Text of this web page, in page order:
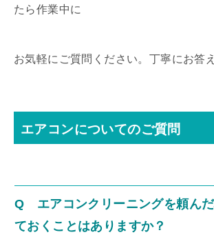
たら作業中に
お気軽にご質問ください。丁寧にお答
エアコンについてのご質問
Q エアコンクリーニングを頼ん
ておくことはありますか？